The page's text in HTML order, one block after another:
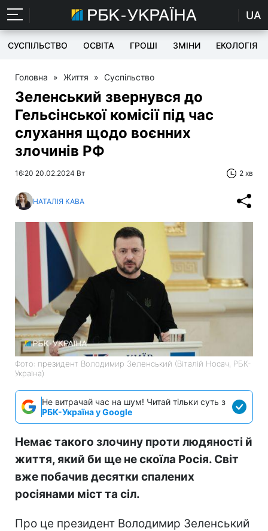
UA
СУСПІЛЬСТВО ОСВІТА ГРОШІ ЗМІНИ ЕКОЛОГІЯ
Головна » Життя » Суспільство
Зеленський звернувся до
Гельсінської комісії під час
слухання щодо воєнних
злочинів РФ
16:20 20.02.2024 Вт 2 хв
НАТАЛІЯ КАВА
Фото: президент Володимир Зеленський (Віталій Носач, РБК-
Україна)
Не витрачай час на шум! Читай тільки суть з
РБК-Україна у Google
Немає такого злочину проти людяності й
життя, який би ще не скоїла Росія. Світ
вже побачив десятки спалених
росіянами міст та сіл.
Про це президент Володимир Зеленський